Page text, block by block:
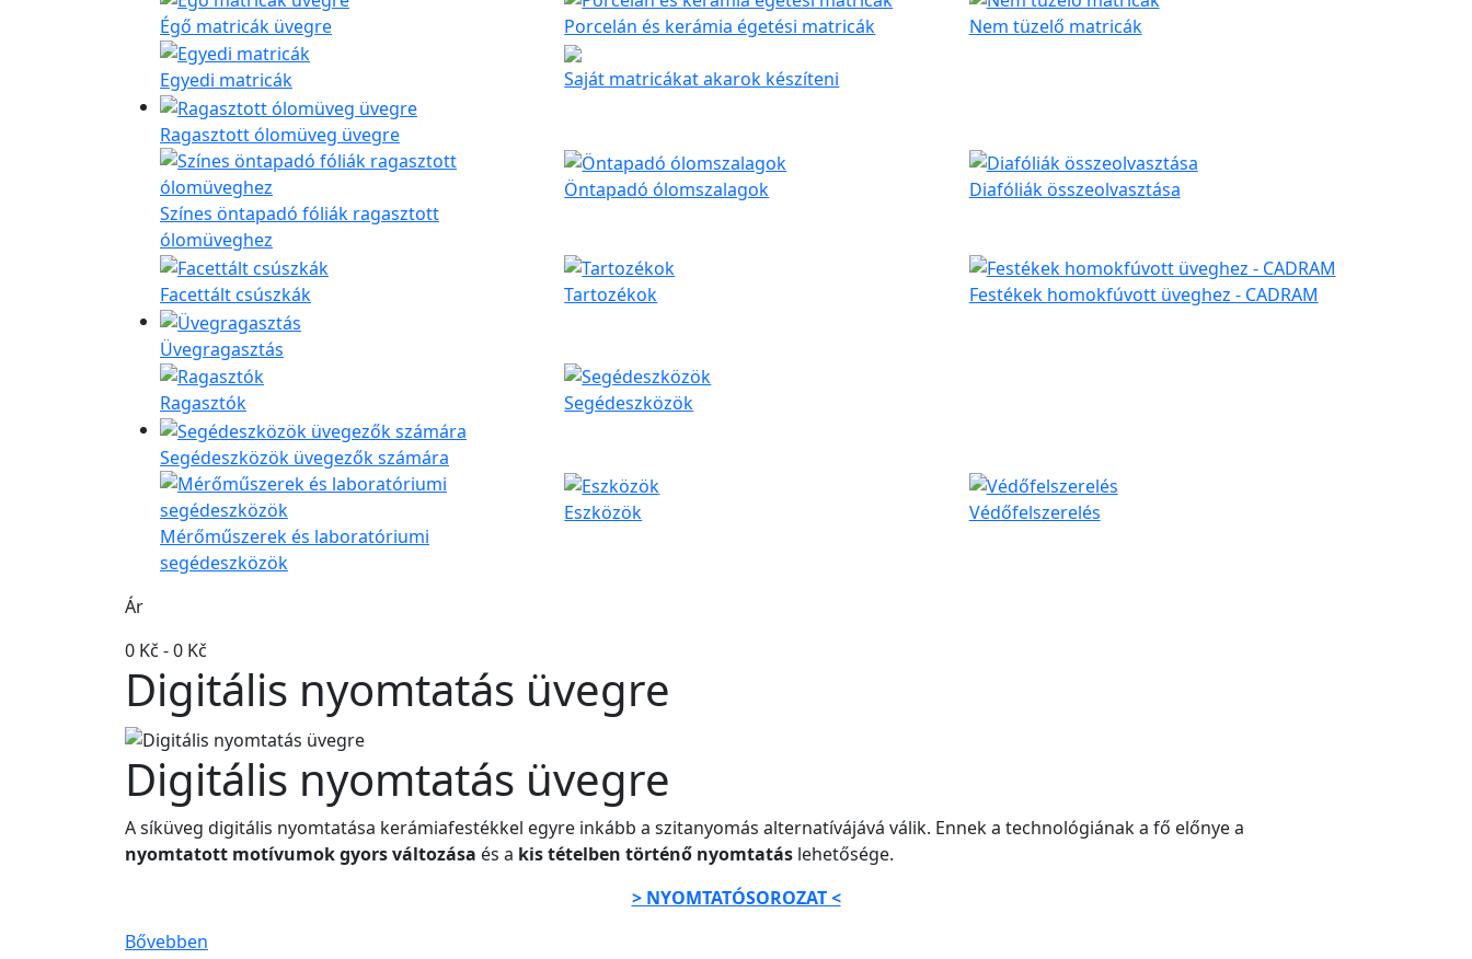
Égő matricák üvegre Porcelán és kerámia égetési matricák Nem tüzelő matricák
Egyedi matricák Saját matricákat akarok készíteni
Ragasztott ólomüveg üvegre
Színes öntapadó fóliák ragasztott
ólomüveghez
Öntapadó ólomszalagok Diafóliák összeolvasztása
Facettált csúszkák Tartozékok Festékek homokfúvott üveghez - CADRAM
Üvegragasztás
Ragasztók Segédeszközök
Segédeszközök üvegezők számára
Mérőműszerek és laboratóriumi
segédeszközök
Eszközök Védőfelszerelés
Ár
0 Kč -0 Kč
Digitális nyomtatás üvegre
Digitális nyomtatás üvegre
A síküveg digitális nyomtatása kerámiafestékkel egyre inkább a szitanyomás alternatívájává válik. Ennek a technológiának a fő előnye a
nyomtatott motívumok gyors változása és a kis tételben történő nyomtatás lehetősége.
> NYOMTATÓSOROZAT <
Bővebben